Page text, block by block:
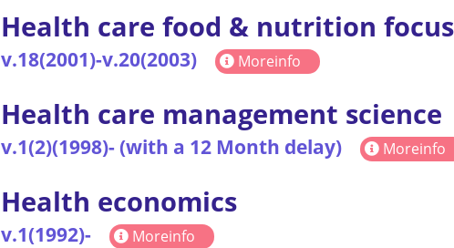
Health care food & nutrition focus
v.18(2001)-v.20(2003) Moreinfo
Health care management science
v.1(2)(1998)- (with a 12 Month delay) Moreinfo
Health economics
v.1(1992)- Moreinfo